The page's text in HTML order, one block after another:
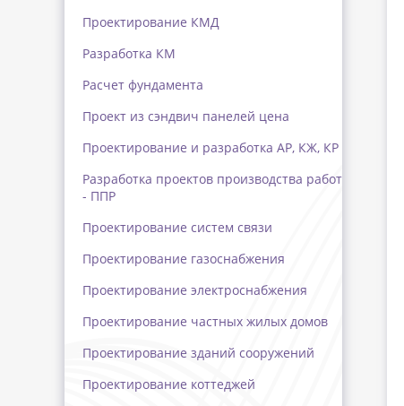
Проектирование КМД
Разработка КМ
Расчет фундамента
Проект из сэндвич панелей цена
Проектирование и разработка АР, КЖ, КР
Разработка проектов производства работ
- ППР
Проектирование систем связи
Проектирование газоснабжения
Проектирование электроснабжения
Проектирование частных жилых домов
Проектирование зданий сооружений
Проектирование коттеджей